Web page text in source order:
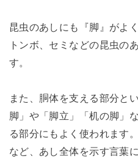
昆虫のあしにも『脚』がよ
トンボ、セミなどの昆虫の
す。
また、胴体を支える部分と
脚」や「脚立」「机の脚」
る部分にもよく使われます
など、あし全体を示す言葉